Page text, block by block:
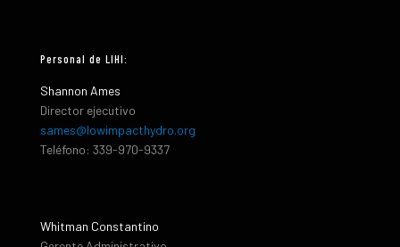
Personal de LIHI:
Shannon Ames
Director ejecutivo
sames@lowimpacthydro.org
Teléfono: 339-970-9337
Whitman Constantino